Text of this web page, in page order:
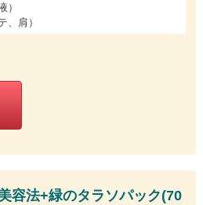
）
、肩）
容法+緑のタラソパック(70